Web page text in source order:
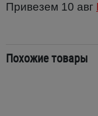
Привезем 10 авг
Похожие товары